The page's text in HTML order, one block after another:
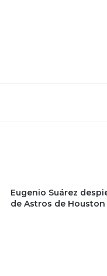
Eugenio Suárez
de Astros de Houston